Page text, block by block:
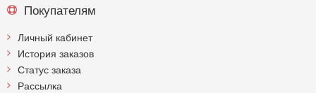
Покупателям
Личный кабинет
История заказов
Статус заказа
Рассылка